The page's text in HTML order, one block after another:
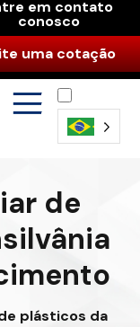
em contato
conosco
uma cotação
de
plásticos da